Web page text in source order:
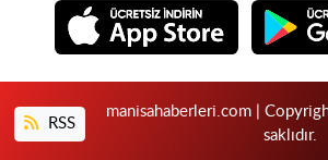
RSS
manisahaberleri.com |
saklıdır.